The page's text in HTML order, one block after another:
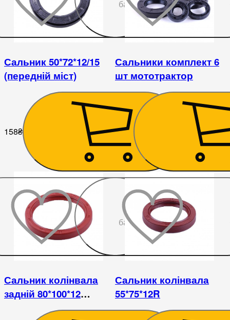
бажаного
Сальник 50*72*12/15
(передній міст)
158₴
Сальники комплект 6
шт мототрактор
189₴
бажаного
Сальник колінвала
задній 80*100*12
Сальник колінвала
55*75*12R